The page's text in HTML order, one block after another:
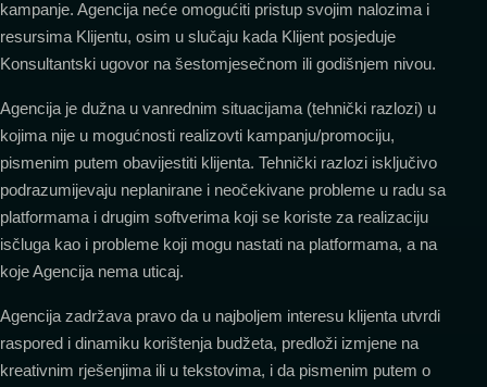
kampanje. Agencija neće omogućiti pristup svojim nalozima i
resursima Klijentu, osim u slučaju kada Klijent posjeduje
Konsultantski ugovor na šestomjesečnom ili godišnjem nivou.
Agencija je dužna u vanrednim situacijama (tehnički razlozi) u
kojima nije u mogućnosti realizovti kampanju/promociju,
pismenim putem obavijestiti klijenta. Tehnički razlozi isključivo
podrazumijevaju neplanirane i neočekivane probleme u radu sa
platformama i drugim softverima koji se koriste za realizaciju
isčluga kao i probleme koji mogu nastati na platformama, a na
koje Agencija nema uticaj.
Agencija zadržava pravo da u najboljem interesu klijenta utvrdi
raspored i dinamiku korištenja budžeta, predloži izmjene na
kreativnim rješenjima ili u tekstovima, i da pismenim putem o